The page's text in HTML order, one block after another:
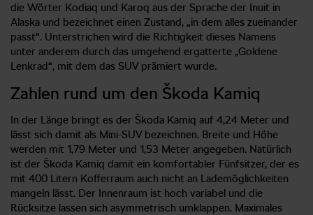
die Wörter Kodiaq und Karoq aus der Sprache der Inuit in
Alaska und bezeichnet einen Zustand, „in dem alles zueinander
passt“. Unterstrichen wird die Richtigkeit dieses Namens
unter anderem durch das umgehend ergatterte „Goldene
Lenkrad“, mit dem das SUV prämiert wurde.
Zahlen rund um den Škoda Kamiq
In der Länge bringt es der Škoda Kamiq auf 4,24 Meter und
lässt sich damit als Mini-SUV bezeichnen. Breite und Höhe
werden mit 1,79 Meter und 1,53 Meter angegeben. Natürlich
ist der Škoda Kamiq damit ein komfortabler Fünfsitzer, der es
mit 400 Litern Kofferraum auch nicht an Lademöglichkeiten
mangeln lässt. Der Innenraum ist hoch variabel und die
Rücksitze lassen sich asymmetrisch umklappen. Maximales